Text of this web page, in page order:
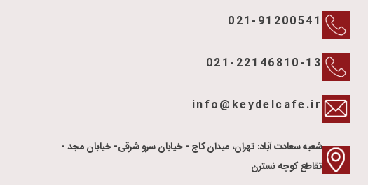
021-91200541
021-22146810-13
info@keydelcafe.ir
شعبه سعادت آباد: تهران، میدان کاج - خیابان سرو شرقی- خیابان مجد -
تقاطع کوچه نسترن